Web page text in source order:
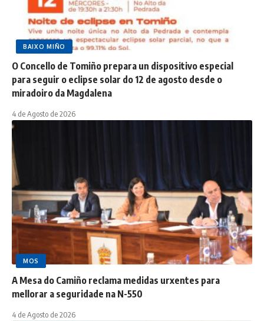
BAIXO MIÑO
O Concello de Tomiño prepara un dispositivo especial
para seguir o eclipse solar do 12 de agosto desde o
miradoiro da Magdalena
4 de Agosto de 2026
MOS
A Mesa do Camiño reclama medidas urxentes para
mellorar a seguridade na N-550
4 de Agosto de 2026